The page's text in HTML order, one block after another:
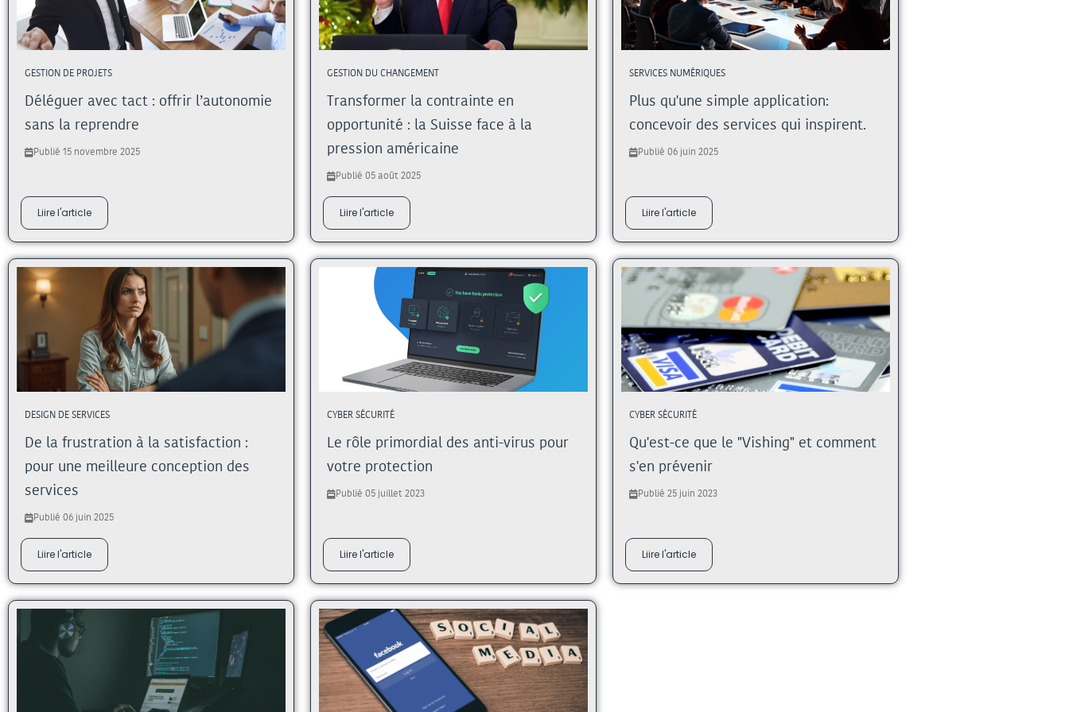
GESTION DE PROJETS
Déléguer avec tact : offrir l’autonomie
sans la reprendre
Publié 15 novembre 2025
Liire l'article
GESTION DU CHANGEMENT
Transformer la contrainte en
opportunité : la Suisse face à la
pression américaine
Publié 05 août 2025
Liire l'article
SERVICES NUMÉRIQUES
Plus qu'une simple application:
concevoir des services qui inspirent.
Publié 06 juin 2025
Liire l'article
DESIGN DE SERVICES
De la frustration à la satisfaction :
pour une meilleure conception des
services
Publié 06 juin 2025
Liire l'article
CYBER SÉCURITÉ
Le rôle primordial des anti-virus pour
votre protection
Publié 05 juillet 2023
Liire l'article
CYBER SÉCURITÉ
Qu'est-ce que le "Vishing" et comment
s'en prévenir
Publié 25 juin 2023
Liire l'article